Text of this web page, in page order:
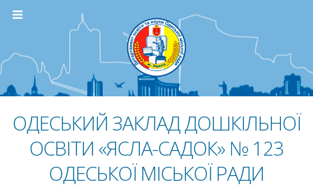
ОДЕСЬКИЙ ЗАКЛАД ДОШКІЛЬНОЇ
ОСВІТИ «ЯСЛА-САДОК» № 123
ОДЕСЬКОЇ МІСЬКОЇ РАДИ